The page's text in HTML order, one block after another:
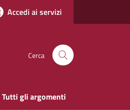
Accedi ai servizi
Cerca
Tutti gli argomenti